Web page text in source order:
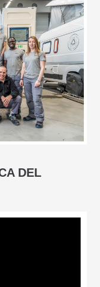
DEL